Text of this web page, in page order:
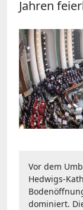
Jahren
Vor dem
Hedwigs-
dominiert.